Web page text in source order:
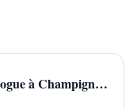
Karine Moignet — Psychologue à Champignelles